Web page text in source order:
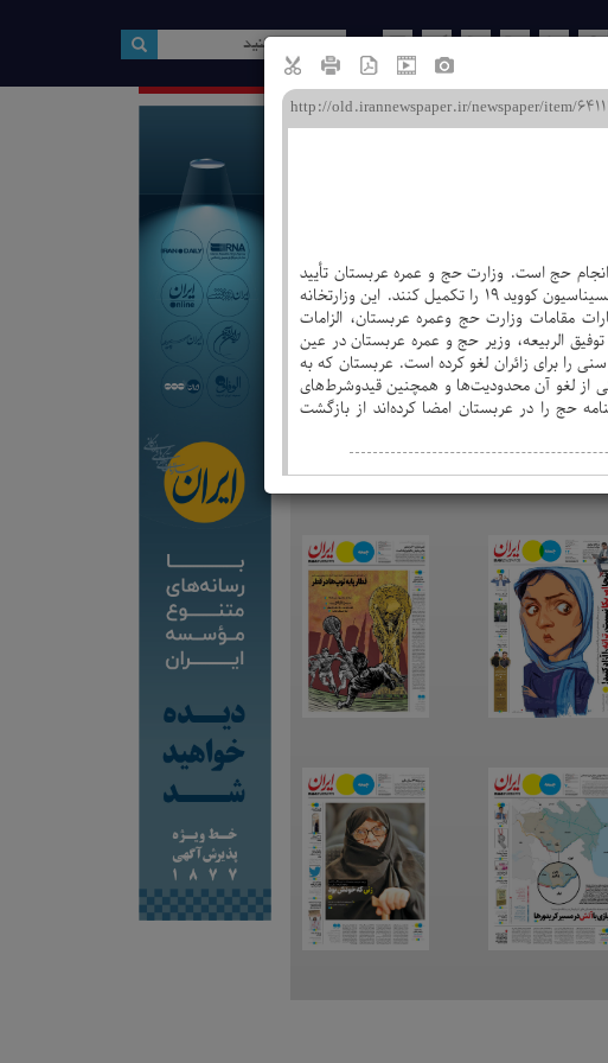
حج وعمره این کشور نوشته، واکسیناسیون کووید ۱۹، همچنان شرط انجام حج است. وزارت حج و عمره عربستان تأیید
کرد: زائرانی که مایل به ادای حج امسال (۱۴۴۴ هجری قمری/ ۱۴۰۲ خورشیدی) هستند، موظفند تمام دوزهای واکسیناسیون کووید ۱۹ را تکمیل کنند. این وزارتخانه
مقامات وزارت حج وعمره عربستان، الزامات
الربیعه، وزیر حج و عمره عربستان در عین
سال محدودیت برای جلوگیری از شیوع احتمالی کووید ۱۹، تمام شرایط سنی را برای زائران لغو کرده است. عربستان که به
از لغو آن محدودیت‌ها و همچنین قیدوشرط‌های
تفاهمنامه حج را در عربستان امضا کرده‌اند از بازگشت
اخبار این صفحه
ویژه نامه ها